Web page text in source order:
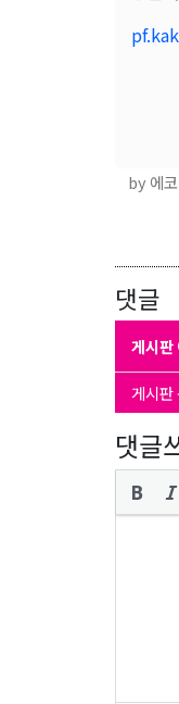
by 에
댓글
게시판
게시판
댓글